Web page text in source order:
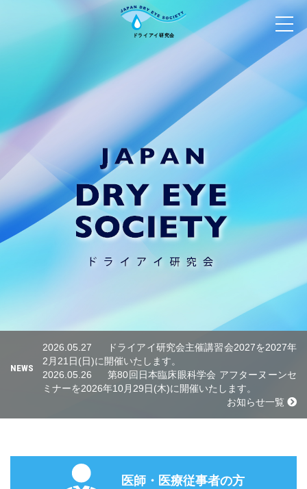
NEWS
2026.05.27
ドライアイ研究会主催講習会2027を2027年
2月21日(日)に開催いたします。
2026.05.26
第80回日本臨床眼科学会 アフターヌーンセ
ミナーを2026年10月29日(木)に開催いたします。
お知らせ一覧
医師・医療従事者の方